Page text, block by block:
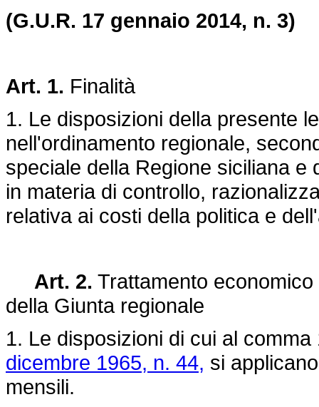
(G.U.R. 17 gennaio 2014, n. 3)
Art. 1. Finalità
1. Le disposizioni della presente
nell'ordinamento regionale,
speciale della Regione siciliana
in materia di controllo,
relativa ai costi della politica e
Art. 2. Trattamento
della Giunta regionale
1. Le disposizioni di cui al
dicembre 1965, n. 44, si
mensili.